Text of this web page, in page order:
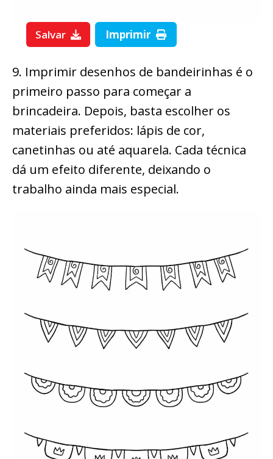
Salvar Imprimir
9. Imprimir desenhos de bandeirinhas é o
primeiro passo para começar a
brincadeira. Depois, basta escolher os
materiais preferidos: lápis de cor,
canetinhas ou até aquarela. Cada técnica
dá um efeito diferente, deixando o
trabalho ainda mais especial.